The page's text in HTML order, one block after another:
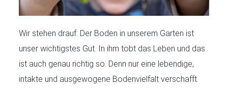
Wir stehen drauf: Der Boden in unserem Garten ist
unser wichtigstes Gut. In ihm tobt das Leben und das
ist auch genau richtig so. Denn nur eine lebendige,
intakte und ausgewogene Bodenvielfalt verschafft